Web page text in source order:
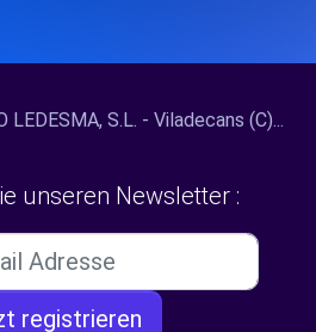
LEDESMA, S.L. - Viladecans (C)...
unseren Newsletter :
registrieren